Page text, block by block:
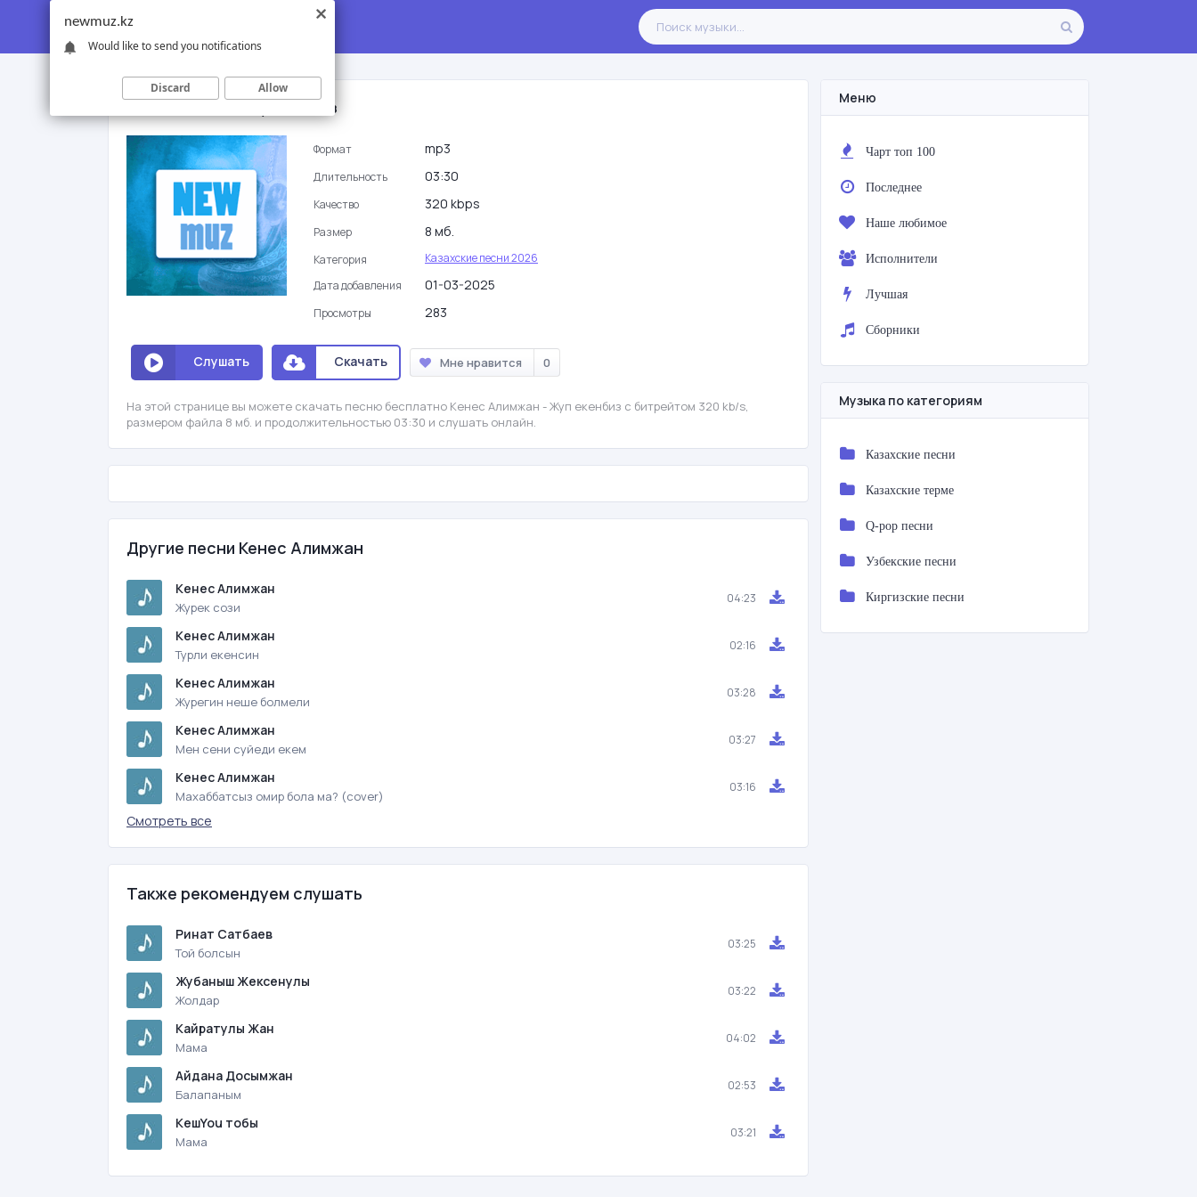
Кенес Алимжан - Жуп екенбиз
Формат mp3
Длительность 03:30
Качество 320 kbps
Размер 8 мб.
Категория
Казахские песни 2026
Дата добавления
01-03-2025
Просмотры 283
Слушать Скачать Мне нравится 0
На этой странице вы можете скачать песню бесплатно Кенес Алимжан - Жуп екенбиз с битрейтом 320 kb/s,
размером файла 8 мб. и продолжительностью 03:30 и слушать онлайн.
Другие песни Кенес Алимжан
Кенес Алимжан
Журек сози
04:23
Кенес Алимжан
Турли екенсин
02:16
Кенес Алимжан
Журегин неше болмели
03:28
Кенес Алимжан
Мен сени суйеди екем
03:27
Кенес Алимжан
Махаббатсыз омир бола ма? (cover)
03:16
Смотреть все
Также рекомендуем слушать
Ринат Сатбаев
Той болсын
03:25
Жубаныш Жексенулы
Жолдар
03:22
Кайратулы Жан
Мама
04:02
Айдана Досымжан
Балапаным
02:53
КешYou тобы
Мама
03:21
Меню
Чарт топ 100
Последнее
Наше любимое
Исполнители
Лучшая
Сборники
Музыка по категориям
Казахские песни
Казахские терме
Q-pop песни
Узбекские песни
Киргизские песни
newmuz.kz
Would like to send you notifications
Discard Allow